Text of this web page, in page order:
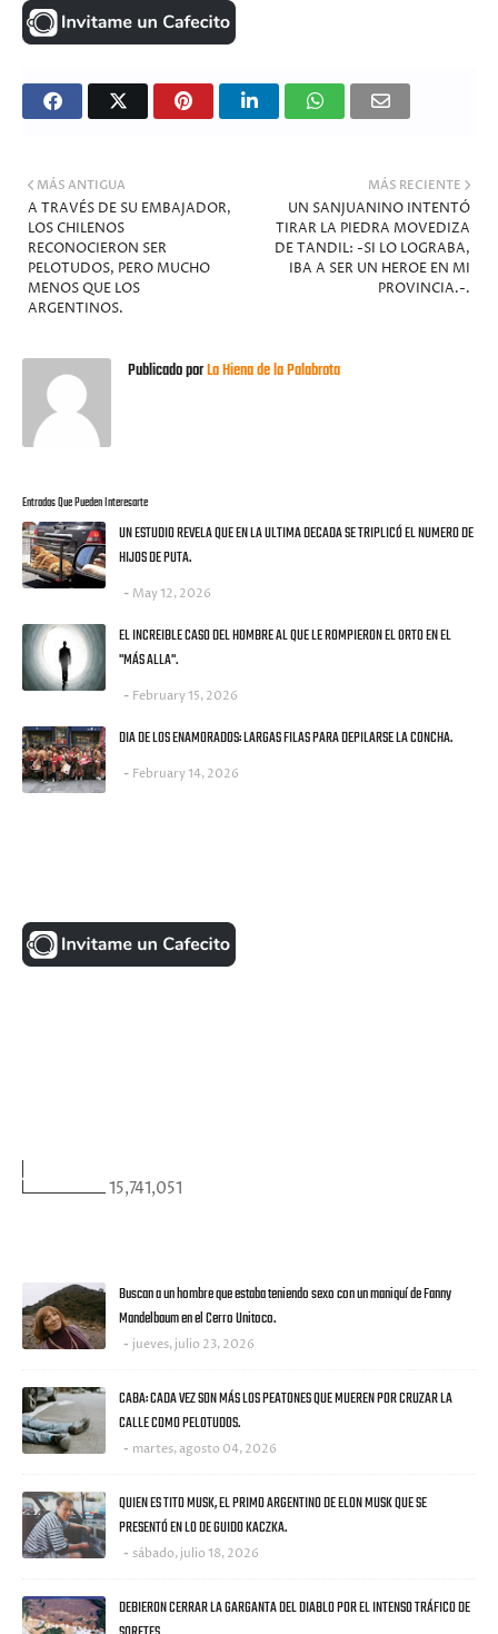
MÁS RECIENTE
UN SANJUANINO INTENTÓ
TIRAR LA PIEDRA MOVEDIZA
DE TANDIL: -SI LO LOGRABA,
IBA A SER UN HEROE EN MI
PROVINCIA.-.
MÁS ANTIGUA
A TRAVÉS DE SU EMBAJADOR,
LOS CHILENOS
RECONOCIERON SER
PELOTUDOS, PERO MUCHO
MENOS QUE LOS
ARGENTINOS.
Publicado porLa Hiena de la Palabrota
Entradas Que Pueden Interesarte
UN ESTUDIO REVELA QUE EN LA ULTIMA DECADA SE TRIPLICÓ EL NUMERO DE
HIJOS DE PUTA.
May 12, 2026
EL INCREIBLE CASO DEL HOMBRE AL QUE LE ROMPIERON EL ORTO EN EL
"MÁS ALLA".
February 15, 2026
DIA DE LOS ENAMORADOS: LARGAS FILAS PARA DEPILARSE LA CONCHA.
February 14, 2026
15,741,051
Buscan a un hombre que estaba teniendo sexo con un maniquí de Fanny
Mandelbaum en el Cerro Unitoco.
jueves, julio 23, 2026
CABA: CADA VEZ SON MÁS LOS PEATONES QUE MUEREN POR CRUZAR LA
CALLE COMO PELOTUDOS.
martes, agosto 04, 2026
QUIEN ES TITO MUSK, EL PRIMO ARGENTINO DE ELON MUSK QUE SE
PRESENTÓ EN LO DE GUIDO KACZKA.
sábado, julio 18, 2026
DEBIERON CERRAR LA GARGANTA DEL DIABLO POR EL INTENSO TRÁFICO DE